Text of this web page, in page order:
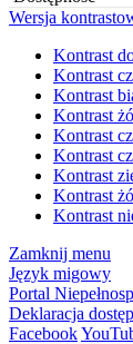
Wersja
Kontrast
Kontrast
Kontrast
Kontrast
Kontrast
Kontrast
Kontrast
Kontrast
Kontrast
Zamknij menu
Język migowy
Portal
Deklaracja
Facebook